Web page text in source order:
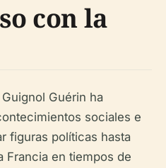
con la
Guérin ha
sociales e
figuras políticas hasta
Francia en tiempos de